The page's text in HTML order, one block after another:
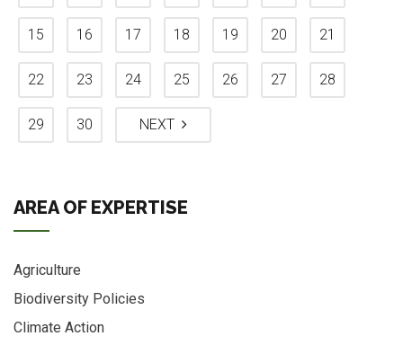
15 16 17 18 19 20 21
22 23 24 25 26 27 28
29 30 NEXT
AREA OF EXPERTISE
Agriculture
Biodiversity Policies
Climate Action